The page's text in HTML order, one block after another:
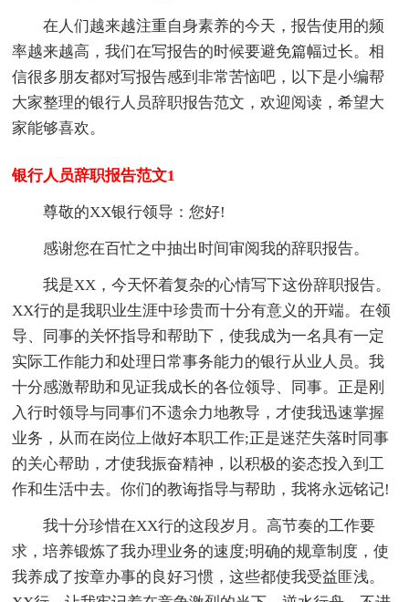
在人们越来越注重自身素养的今天，报告使用的频
率越来越高，我们在写报告的时候要避免篇幅过长。相
信很多朋友都对写报告感到非常苦恼吧，以下是小编帮
大家整理的银行人员辞职报告范文，欢迎阅读，希望大
家能够喜欢。
银行人员辞职报告范文1
尊敬的XX银行领导：您好!
感谢您在百忙之中抽出时间审阅我的辞职报告。
我是XX，今天怀着复杂的心情写下这份辞职报告。
XX行的是我职业生涯中珍贵而十分有意义的开端。在领
导、同事的关怀指导和帮助下，使我成为一名具有一定
实际工作能力和处理日常事务能力的银行从业人员。我
十分感激帮助和见证我成长的各位领导、同事。正是刚
入行时领导与同事们不遗余力地教导，才使我迅速掌握
业务，从而在岗位上做好本职工作;正是迷茫失落时同事
的关心帮助，才使我振奋精神，以积极的姿态投入到工
作和生活中去。你们的教诲指导与帮助，我将永远铭记!
我十分珍惜在XX行的这段岁月。高节奏的工作要
求，培养锻炼了我办理业务的速度;明确的规章制度，使
我养成了按章办事的良好习惯，这些都使我受益匪浅。